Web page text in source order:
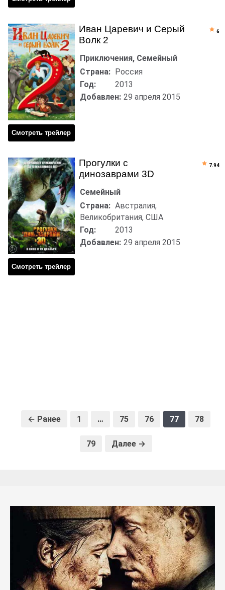
Иван Царевич и Серый
Волк 2
Смотреть трейлер
Приключения, Семейный
Страна: Россия
Год:
2013
Добавлен: 29 апреля 2015
6
Прогулки с
динозаврами 3D
Смотреть трейлер
Семейный
Страна: Австралия,
Великобритания, США
Год:
2013
Добавлен: 29 апреля 2015
7.94
← Ранее 1 … 75 76 77 78
79 Далее →